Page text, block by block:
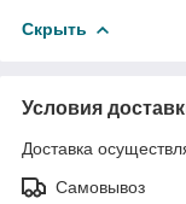
Скрыть
Условия
Доставка
Самовывоз